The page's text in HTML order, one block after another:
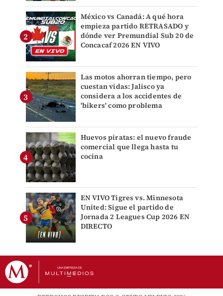
México vs Canadá: A qué hora
empieza partido RETRASADO y
dónde ver Premundial Sub 20 de
Concacaf 2026 EN VIVO
Las motos ahorran tiempo, pero
cuestan vidas: Jalisco ya
considera a los accidentes de
'bikers' como problema
Huevos piratas: el nuevo fraude
comercial que llega hasta tu
cocina
EN VIVO Tigres vs. Minnesota
United: Sigue el partido de
Jornada 2 Leagues Cup 2026 EN
DIRECTO